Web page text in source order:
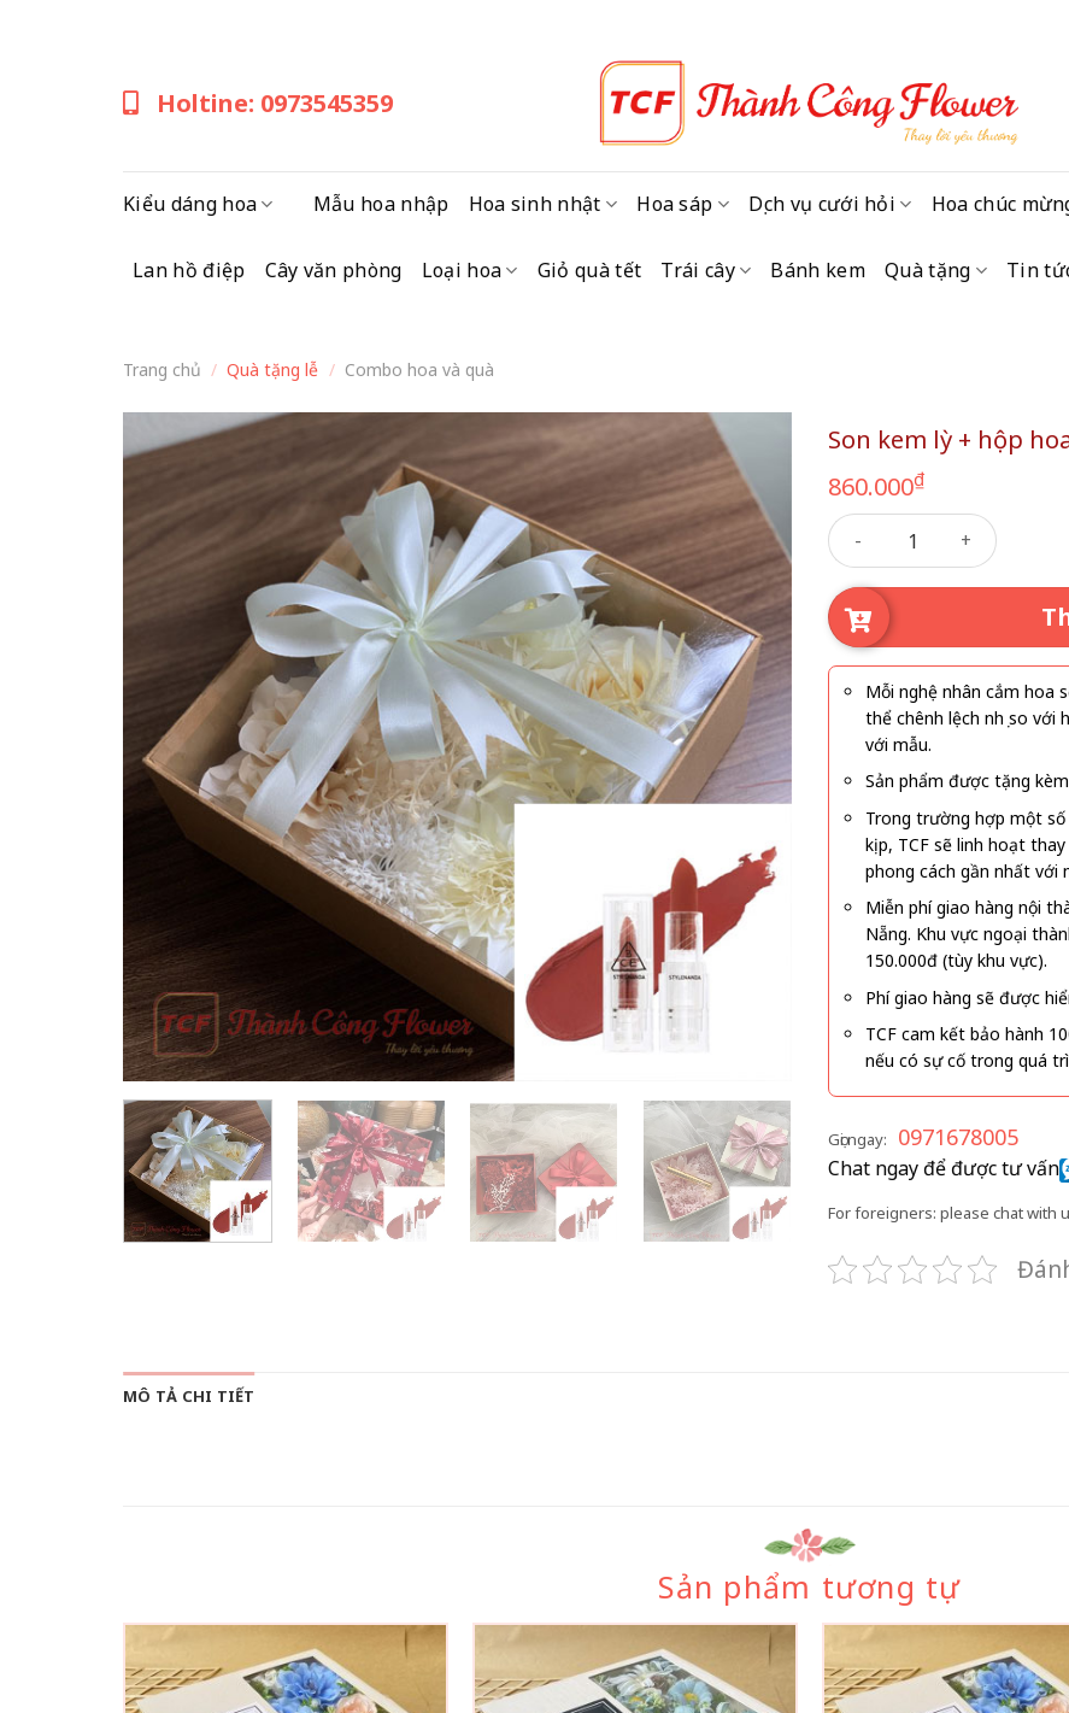
Holtine: 0973545359
Kiểu dáng hoa Mẫu hoa nhập Hoa sinh nhật Hoa sáp Dịch vụ cưới hỏi Hoa chúc
Lan hồ điệp Cây văn phòng Loại hoa Giỏ quà tết Trái cây Bánh kem Quà tặng Tin
Trang chủ / Quà tặng lễ / Combo hoa và quà
Son kem lỳ + hộp
860.000₫
Son kem lỳ + hộp hoa ngẫu
Mỗi nghệ nhân cắm hoa
thể chênh lệch nhẹ so
với mẫu.
Sản phẩm được tặng
Trong trường hợp một
kịp, TCF sẽ linh hoạt
phong cách gần nhất với
Miễn phí giao hàng nội
Nẵng. Khu vực ngoại
150.000đ (tùy khu vực).
Phí giao hàng sẽ được
TCF cam kết bảo hành
nếu có sự cố trong quá
Gọi ngay: 0971678005
Chat ngay để được tư vấn
For foreigners: please chat with
MÔ TẢ CHI TIẾT
Sản phẩm tương tự